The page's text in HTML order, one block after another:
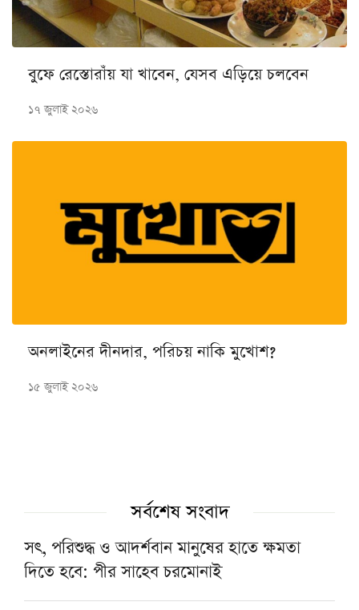
বুফে রেস্তোরাঁয় যা খাবেন, যেসব এড়িয়ে চলবেন
১৭ জুলাই ২০২৬
অনলাইনের দীনদার, পরিচয় নাকি মুখোশ?
১৫ জুলাই ২০২৬
সর্বশেষ সংবাদ
সৎ, পরিশুদ্ধ ও আদর্শবান মানুষের হাতে ক্ষমতা
দিতে হবে: পীর সাহেব চরমোনাই